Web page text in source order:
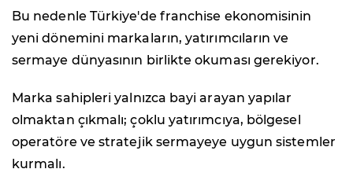
Bu nedenle Türkiye'de franchise ekonomisinin
yeni dönemini markaların, yatırımcıların ve
sermaye dünyasının birlikte okuması gerekiyor.
Marka sahipleri yalnızca bayi arayan yapılar
olmaktan çıkmalı; çoklu yatırımcıya, bölgesel
operatöre ve stratejik sermayeye uygun sistemler
kurmalı.